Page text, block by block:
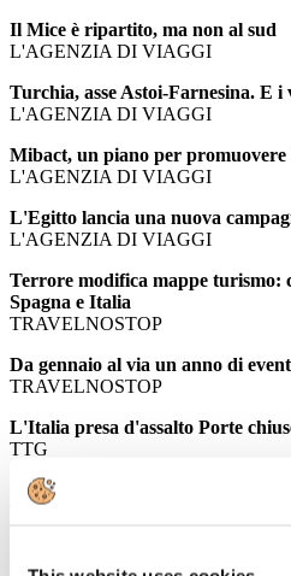
Il Mice è ripartito, ma non al sud
L'AGENZIA DI VIAGGI
Turchia, asse Astoi-Farnesina. E
L'AGENZIA DI VIAGGI
Mibact, un piano per promuovere
L'AGENZIA DI VIAGGI
L'Egitto lancia una nuova
L'AGENZIA DI VIAGGI
Terrore modifica mappe turismo:
Spagna e Italia
TRAVELNOSTOP
Da gennaio al via un anno di
TRAVELNOSTOP
L'Italia presa d'assalto Porte
TTG
Madagascar tra le top destination
TRAVEL QUOTIDIANO